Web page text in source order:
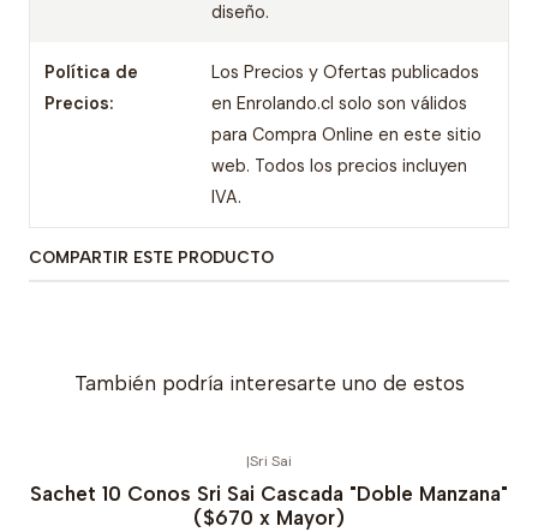
diseño.
Política de
Precios:
Los Precios y Ofertas publicados
en Enrolando.cl solo son válidos
para Compra Online en este sitio
web. Todos los precios incluyen
IVA.
COMPARTIR ESTE PRODUCTO
También podría interesarte uno de estos
|Sri Sai
Sachet 10 Conos Sri Sai Cascada "Doble Manzana"
($670 x Mayor)